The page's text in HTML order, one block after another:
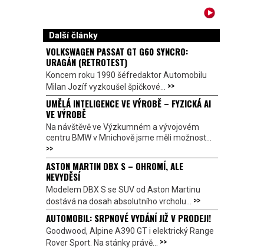
Další články
VOLKSWAGEN PASSAT GT G60 SYNCRO:
URAGÁN (RETROTEST)
Koncem roku 1990 šéfredaktor Automobilu
Milan Jozíf vyzkoušel špičkové... >>
UMĚLÁ INTELIGENCE VE VÝROBĚ – FYZICKÁ AI
VE VÝROBĚ
Na návštěvě ve Výzkumném a vývojovém
centru BMW v Mnichově jsme měli možnost...
>>
ASTON MARTIN DBX S – OHROMÍ, ALE
NEVYDĚSÍ
Modelem DBX S se SUV od Aston Martinu
dostává na dosah absolutního vrcholu... >>
AUTOMOBIL: SRPNOVÉ VYDÁNÍ JIŽ V PRODEJI!
Goodwood, Alpine A390 GT i elektrický Range
Rover Sport. Na stánky právě... >>